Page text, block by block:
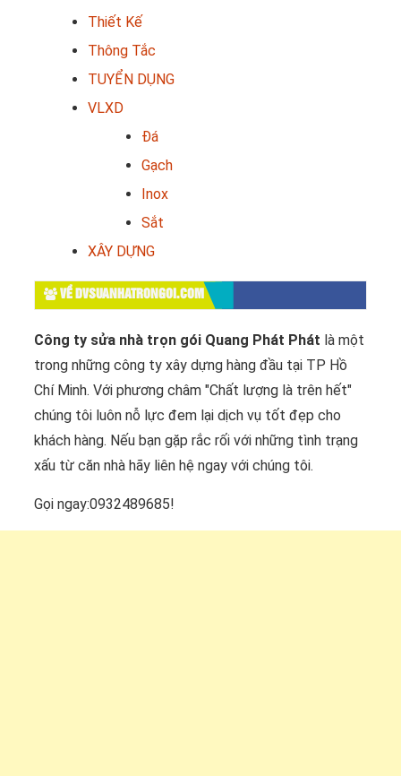
Thiết Kế
Thông Tắc
TUYỂN DỤNG
VLXD
Đá
Gạch
Inox
Sắt
XÂY DỰNG
VỀ DVSUANHATRONGOI.COM
Công ty sửa nhà trọn gói Quang Phát Phát là một
trong những công ty xây dựng hàng đầu tại TP Hồ
Chí Minh. Với phương châm "Chất lượng là trên hết"
chúng tôi luôn nỗ lực đem lại dịch vụ tốt đẹp cho
khách hàng. Nếu bạn gặp rắc rối với những tình trạng
xấu từ căn nhà hãy liên hệ ngay với chúng tôi.
Gọi ngay:0932489685!